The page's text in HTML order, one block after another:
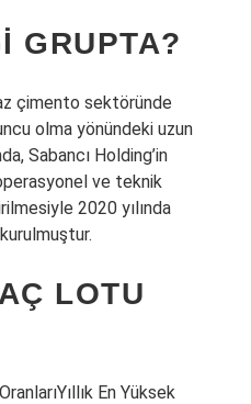
GRUPTA?
çimento sektöründe
olma yönündeki uzun
Sabancı Holding’in
ve teknik
2020 yılında
LOTU
En Yüksek